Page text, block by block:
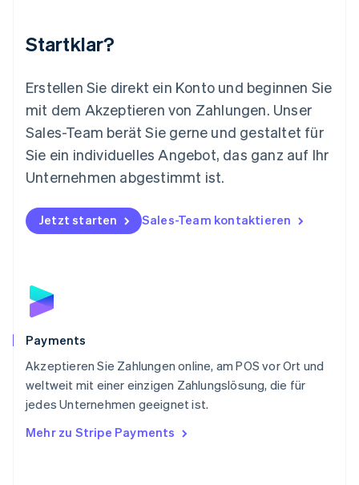
Startklar?
Erstellen Sie direkt ein Konto und beginnen Sie
mit dem Akzeptieren von Zahlungen. Unser
Sales-Team berät Sie gerne und gestaltet für
Sie ein individuelles Angebot, das ganz auf Ihr
Unternehmen abgestimmt ist.
Jetzt starten Sales-Team kontaktieren
Payments
Akzeptieren Sie Zahlungen online, am POS vor Ort und
weltweit mit einer einzigen Zahlungslösung, die für
jedes Unternehmen geeignet ist.
Mehr zu Stripe Payments
Mexiko
English
Niederlande
Nederlands English
Norwegen
English
Österreich
Polen
English
Portugal
Schweden
Schweiz
Singapur
English简体中文
Slowakei
Slowenien